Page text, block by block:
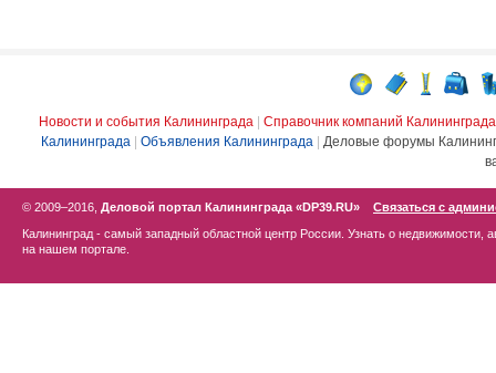
Новости и события Калининграда
Справочник компаний Калининграда
Калининграда
Объявления Калининграда
Деловые форумы
© 2009–2016, Деловой портал Калининграда «DP39.RU»
Связаться с
Калининград - самый западный областной центр России. Узнать о недвижимости,
на нашем портале.